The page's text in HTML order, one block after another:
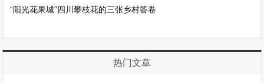
“阳光花果城”四川攀枝花的三张乡村答卷
热门文章